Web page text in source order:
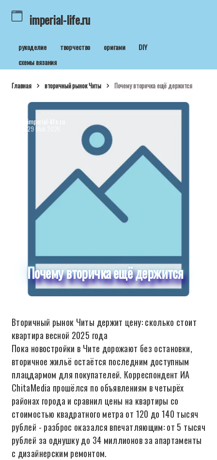
imperial-life.ru
рукоделие творчество оригами
DIY
схемы вязания
Главная вторичный рынок Читы Почему вторичка ещё держится
imperial-life.ru
29 Май 2026
Почему вторичка ещё держится
Вторичный рынок Читы держит цену: сколько стоит
квартира весной 2025 года
Пока новостройки в Чите дорожают без остановки,
вторичное жильё остаётся последним доступным
плацдармом для покупателей. Корреспондент ИА
ChitaMedia прошёлся по объявлениям в четырёх
районах города и сравнил цены на квартиры со
стоимостью квадратного метра от 120 до 140 тысяч
рублей - разброс оказался впечатляющим: от 5 тысяч
рублей за однушку до 34 миллионов за апартаменты
с дизайнерским ремонтом.